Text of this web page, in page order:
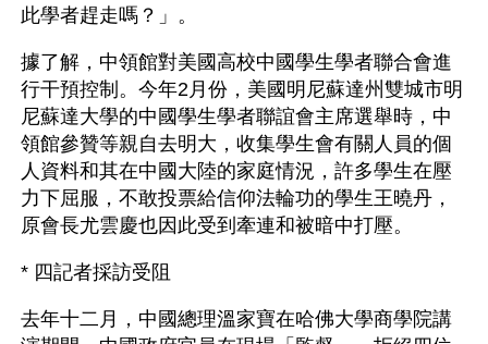
此學者趕走嗎？」。
據了解，中領館對美國高校中國學生學者聯合會進
行干預控制。今年2月份，美國明尼蘇達州雙城市明
尼蘇達大學的中國學生學者聯誼會主席選舉時，中
領館參贊等親自去明大，收集學生會有關人員的個
人資料和其在中國大陸的家庭情況，許多學生在壓
力下屈服，不敢投票給信仰法輪功的學生王曉丹，
原會長尤雲慶也因此受到牽連和被暗中打壓。
* 四記者採訪受阻
去年十二月，中國總理溫家寶在哈佛大學商學院講